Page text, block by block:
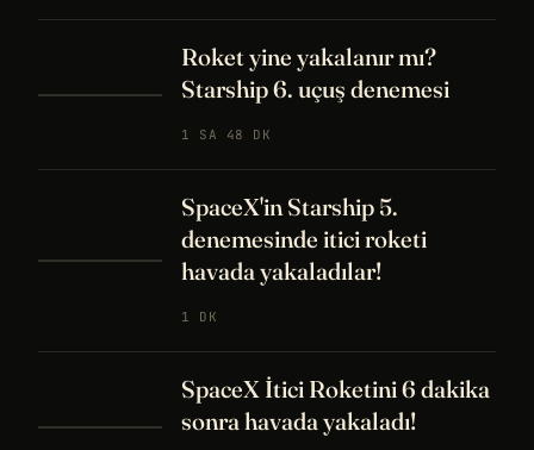
Roket yine yakalanır mı?
Starship 6. uçuş denemesi
1 SA 48 DK
SpaceX'in Starship 5.
denemesinde itici roketi
havada yakaladılar!
1 DK
SpaceX İtici Roketini 6 dakika
sonra havada yakaladı!